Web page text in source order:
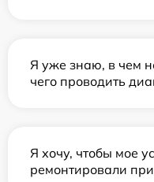
Я уже знаю, в чем
чего проводить
Я хочу, чтобы мое
ремонтировали